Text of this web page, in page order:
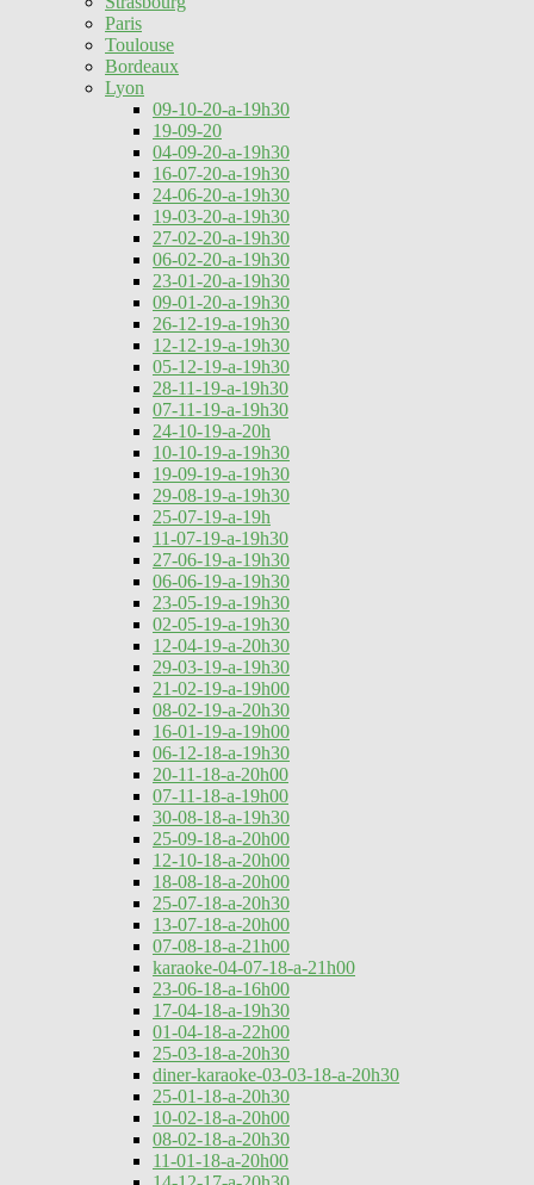
Paris
Toulouse
Bordeaux
Lyon
09-10-20-a-19h30
19-09-20
04-09-20-a-19h30
16-07-20-a-19h30
24-06-20-a-19h30
19-03-20-a-19h30
27-02-20-a-19h30
06-02-20-a-19h30
23-01-20-a-19h30
09-01-20-a-19h30
26-12-19-a-19h30
12-12-19-a-19h30
05-12-19-a-19h30
28-11-19-a-19h30
07-11-19-a-19h30
24-10-19-a-20h
10-10-19-a-19h30
19-09-19-a-19h30
29-08-19-a-19h30
25-07-19-a-19h
11-07-19-a-19h30
27-06-19-a-19h30
06-06-19-a-19h30
23-05-19-a-19h30
02-05-19-a-19h30
12-04-19-a-20h30
29-03-19-a-19h30
21-02-19-a-19h00
08-02-19-a-20h30
16-01-19-a-19h00
06-12-18-a-19h30
20-11-18-a-20h00
07-11-18-a-19h00
30-08-18-a-19h30
25-09-18-a-20h00
12-10-18-a-20h00
18-08-18-a-20h00
25-07-18-a-20h30
13-07-18-a-20h00
07-08-18-a-21h00
karaoke-04-07-18-a-21h00
23-06-18-a-16h00
17-04-18-a-19h30
01-04-18-a-22h00
25-03-18-a-20h30
diner-karaoke-03-03-18-a-20h30
25-01-18-a-20h30
10-02-18-a-20h00
08-02-18-a-20h30
11-01-18-a-20h00